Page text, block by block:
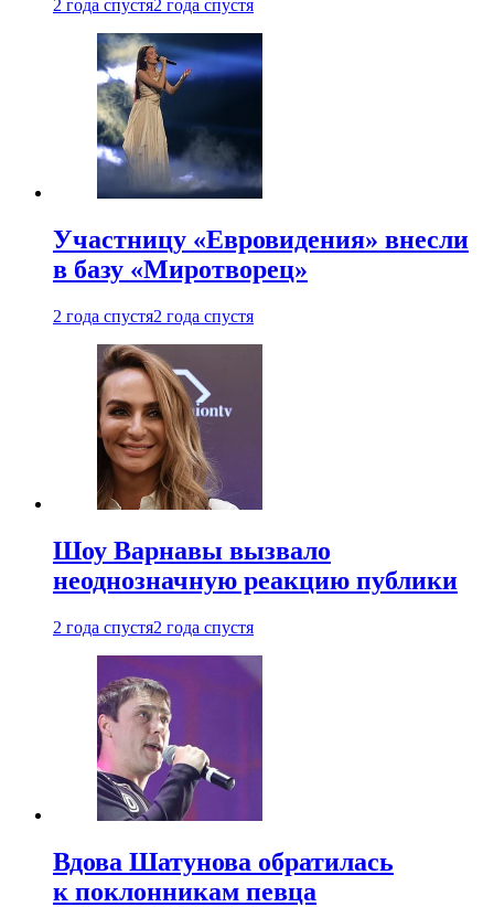
2 года спустя2 года спустя
Участницу «Евровидения» внесли
в базу «Миротворец»
2 года спустя2 года спустя
Шоу Варнавы вызвало
неоднозначную реакцию публики
2 года спустя2 года спустя
Вдова Шатунова обратилась
к поклонникам певца